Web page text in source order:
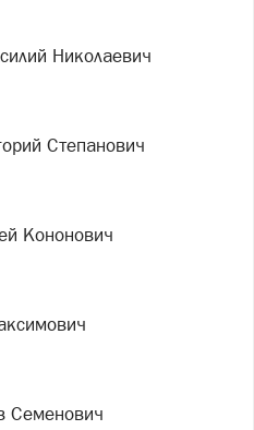
Николаевич
Степанович
Кононович
Семенович